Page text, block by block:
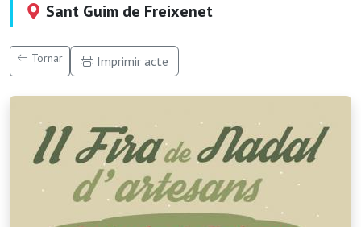
Sant Guim de Freixenet
Tornar Imprimir acte